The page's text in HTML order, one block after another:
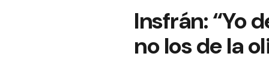
Insfrán: “Yo
no los de la